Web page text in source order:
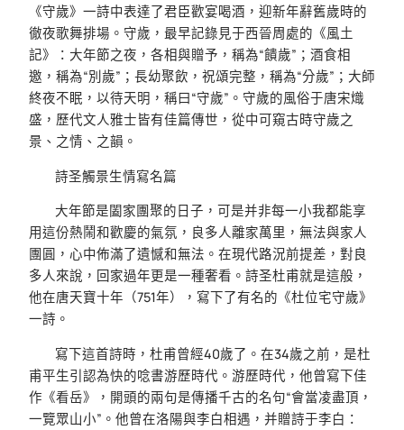
《守歲》一詩中表達了君臣歡宴喝酒，迎新年辭舊歲時的
徹夜歌舞排場。守歲，最早記錄見于西晉周處的《風土
記》：大年節之夜，各相與贈予，稱為“饋歲”；酒食相
邀，稱為“別歲”；長幼聚飲，祝頌完整，稱為“分歲”；大師
終夜不眠，以待天明，稱曰“守歲”。守歲的風俗于唐宋熾
盛，歷代文人雅士皆有佳篇傳世，從中可窺古時守歲之
景、之情、之韻。
詩圣觸景生情寫名篇
大年節是闔家團聚的日子，可是并非每一小我都能享
用這份熱鬧和歡慶的氣氛，良多人離家萬里，無法與家人
團圓，心中佈滿了遺憾和無法。在現代路況前提差，對良
多人來說，回家過年更是一種奢看。詩圣杜甫就是這般，
他在唐天寶十年（751年），寫下了有名的《杜位宅守歲》
一詩。
寫下這首詩時，杜甫曾經40歲了。在34歲之前，是杜
甫平生引認為快的唸書游歷時代。游歷時代，他曾寫下佳
作《看岳》，開頭的兩句是傳播千古的名句“會當凌盡頂，
一覽眾山小”。他曾在洛陽與李白相遇，并贈詩于李白：